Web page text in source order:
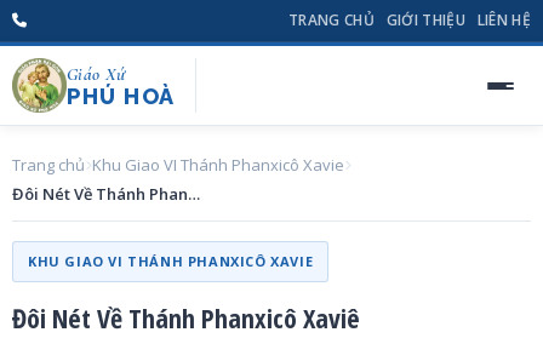
TRANG CHỦ GIỚI THIỆU LIÊN HỆ
Giáo Xứ
PHÚ HOÀ
Trang chủ Khu Giao VI Thánh Phanxicô Xavie
Đôi Nét Về Thánh Phanxicô Xaviê
KHU GIAO VI THÁNH PHANXICÔ XAVIE
Đôi Nét Về Thánh Phanxicô Xaviê